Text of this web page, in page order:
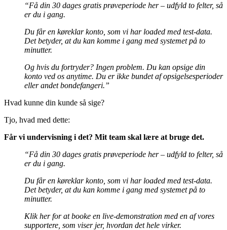
“Få din 30 dages gratis prøveperiode her – udfyld to felter, så
er du i gang.
Du får en køreklar konto, som vi har loaded med test-data.
Det betyder, at du kan komme i gang med systemet på to
minutter.
Og hvis du fortryder? Ingen problem. Du kan opsige din
konto ved os anytime. Du er ikke bundet af opsigelsesperioder
eller andet bondefangeri.”
Hvad kunne din kunde så sige?
Tjo, hvad med dette:
Får vi undervisning i det? Mit team skal lære at bruge det.
“Få din 30 dages gratis prøveperiode her – udfyld to felter, så
er du i gang.
Du får en køreklar konto, som vi har loaded med test-data.
Det betyder, at du kan komme i gang med systemet på to
minutter.
Klik her for at booke en live-demonstration med en af vores
supportere, som viser jer, hvordan det hele virker.